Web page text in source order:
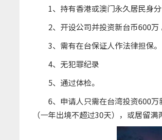
1、持有香港或澳门永久居民身分
2、开设公司并投资新台币600万
3、需有在台保证人作法律担保。
4、无犯罪纪录
5、通过体检。
6、申请人只需在台湾投资600万
（一年出境不超过30天），或居留